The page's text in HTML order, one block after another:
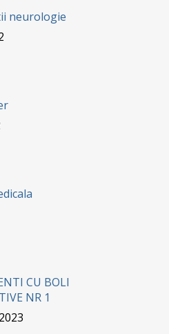
neurologie
CU BOLI
NR 1